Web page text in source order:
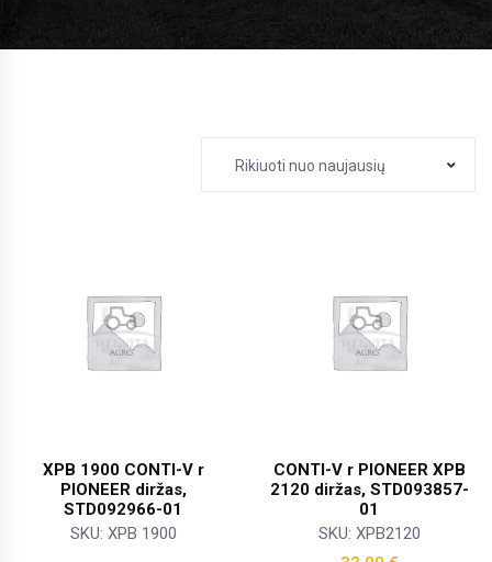
Rikiuoti nuo naujausių
XPB 1900 CONTI-V r
PIONEER diržas,
STD092966-01
SKU: XPB 1900
CONTI-V r PIONEER XPB
2120 diržas, STD093857-
01
SKU: XPB2120